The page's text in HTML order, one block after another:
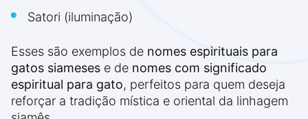
Satori (iluminação)
Esses são exemplos de nomes espirituais para
gatos siameses e de nomes com significado
espiritual para gato, perfeitos para quem deseja
reforçar a tradição mística e oriental da linhagem